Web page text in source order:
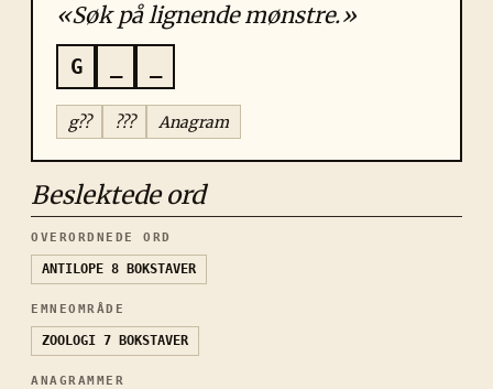
«Søk på lignende mønstre.»
G
g?? ??? Anagram
Beslektede ord
OVERORDNEDE ORD
ANTILOPE 8 BOKSTAVER
EMNEOMRÅDE
ZOOLOGI 7 BOKSTAVER
ANAGRAMMER